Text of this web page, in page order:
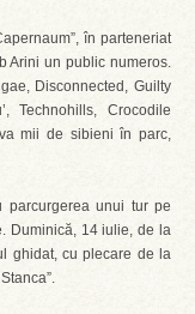
în parteneriat
Arini un public numeros.
Disconnected, Guilty
Technohills, Crocodile
mii de sibieni în parc,
unui tur pe
Duminică, 14 iulie, de la
ghidat, cu plecare de la